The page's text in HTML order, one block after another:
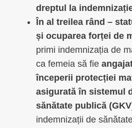
dreptul la
În al treilea rând –
și ocuparea forței de
primi indemnizația de
ca femeia să fie
începerii protecției
asigurată în sistemul
sănătate publică
indemnizații de